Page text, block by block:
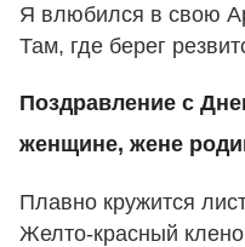
Я влюбился в свою
Там, где берег
Поздравление с
женщине, жене
Плавно кружится
Желто-красный